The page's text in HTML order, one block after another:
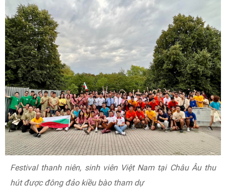
Festival thanh niên, sinh viên Việt Nam tại Châu Âu thu
hút được đông đảo kiều bào tham dự